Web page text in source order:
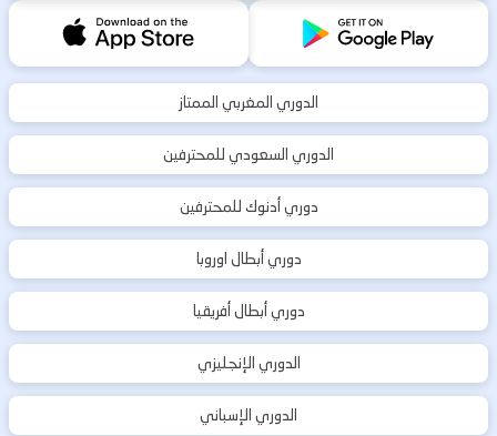
الدوري المغربي الممتاز
الدوري السعودي للمحترفين
دوري أدنوك للمحترفين
دوري أبطال اوروبا
دوري أبطال أفريقيا
الدوري الإنجليزي
الدوري الإسباني